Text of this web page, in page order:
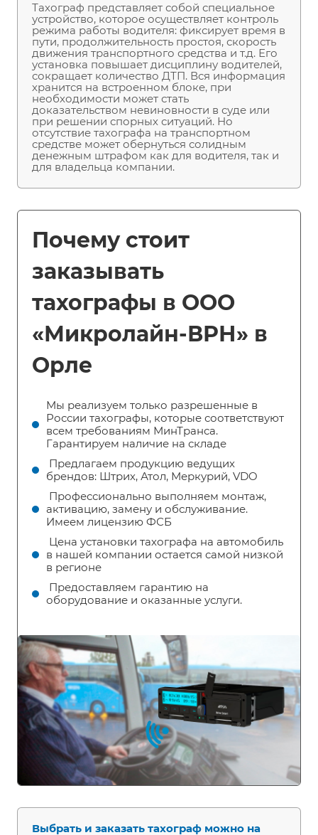
Тахограф представляет собой специальное
устройство, которое осуществляет контроль
режима работы водителя: фиксирует время в
пути, продолжительность простоя, скорость
движения транспортного средства и т.д. Его
установка повышает дисциплину водителей,
сокращает количество ДТП. Вся информация
хранится на встроенном блоке, при
необходимости может стать
доказательством невиновности в суде или
при решении спорных ситуаций. Но
отсутствие тахографа на транспортном
средстве может обернуться солидным
денежным штрафом как для водителя, так и
для владельца компании.
Почему стоит
заказывать
тахографы в ООО
«Микролайн-ВРН» в
Орле
Мы реализуем только разрешенные в
России тахографы, которые соответствуют
всем требованиям МинТранса.
Гарантируем наличие на складе
Предлагаем продукцию ведущих
брендов: Штрих, Атол, Меркурий, VDO
Профессионально выполняем монтаж,
активацию, замену и обслуживание.
Имеем лицензию ФСБ
Цена установки тахографа на автомобиль
в нашей компании остается самой низкой
в регионе
Предоставляем гарантию на
оборудование и оказанные услуги.
Выбрать и заказать тахограф можно на